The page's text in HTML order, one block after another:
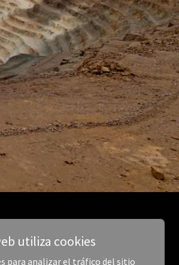
utiliza cookies
para analizar el tráfico del sitio